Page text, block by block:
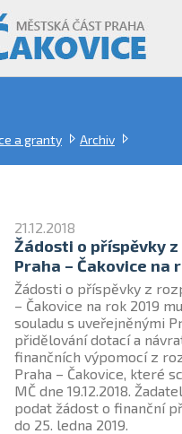
a granty Archiv
21.12.2018
Žádosti o příspěvky
Praha – Čakovice na
Žádosti o příspěvky z
– Čakovice na rok 2019
souladu s uveřejněnými
přidělování dotací a
finančních výpomocí z
Praha – Čakovice, které
MČ dne 19.12.2018.
podat žádost o finanční
do 25. ledna 2019.